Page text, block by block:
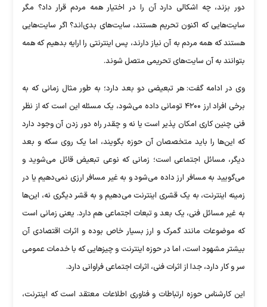
دور بزند، چه اشکالی دارد آن را در اختیار همه مردم قرار داد؟ مگر
سایت‌هایی که اکنون تحریم هستند، سایت‌های بدی‌اند؟ اگر سایت‌هایی
هستند که همه مردم به آن نیاز دارند، پس اینترنتی را ارایه بدهیم که همه
بتوانند به آن سایت‌های تحریمی متصل شوند.
وی در ادامه گفت: هر تبعیضی دو بعد دارد؛ به طور مثال زمانی که به
برخی افراد ارز ۴۲۰۰ تومانی داده می‌شود، یک مسئله این است که از نظر
فنی چنین کاری امکان پذیر است یا نه و چقدر راه دور زدن آن وجود دارد
که این‌ها را باید متخصصان آن حوزه بگویند، اما یک روی سکه و بعد
دیگر، مسائل اجتماعی است؛ زمانی که نوعی تبعیض قائل می‌شوید و
می‌گویید به مسافر ارز داده می‌شود و به غیر مسافر ارزی نمی‌دهیم یا در
زمینه اینترنت، به یک قشری اینترنت می‌دهیم و به قشر دیگری نه، این‌ها
به غیر مسائل فنی، یک بعد و تبعات اجتماعی هم دارد. یعنی زمانی است
که موضوعات مانند گمرک و ارز بسیار خاص بوده و اثرات اقتصادی آن
بیشتر مشهود است، اما در حوزه اینترنت و چیز‌هایی که با خدمات عمومی
سر و کار دارد، جدا از اثرات فنی، اثرات اجتماعی فراوانی دارد.
این کارشناس حوزه ارتباطات و فناوری اطلاعات معتقد است که اینترنت،